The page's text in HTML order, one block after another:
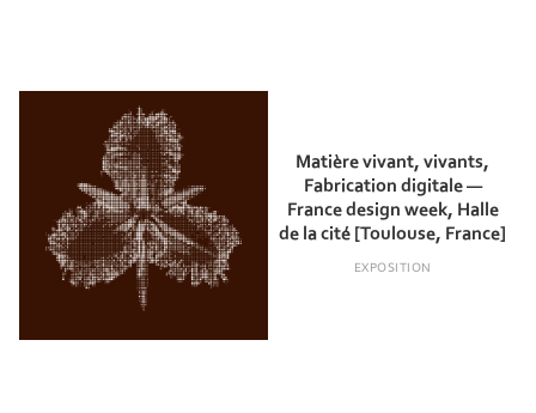
Matière vivant, vivants,
Fabrication digitale —
France design week, Halle
de la cité [Toulouse, France]
EXPOSITION